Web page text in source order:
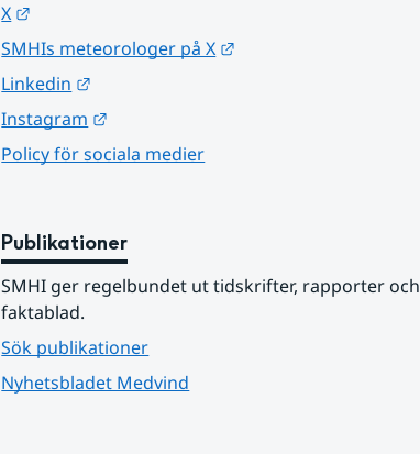
X
SMHIs meteorologer på X
Linkedin
Instagram
Policy för sociala medier
Publikationer
SMHI ger regelbundet ut tidskrifter, rapporter och
faktablad.
Sök publikationer
Nyhetsbladet Medvind